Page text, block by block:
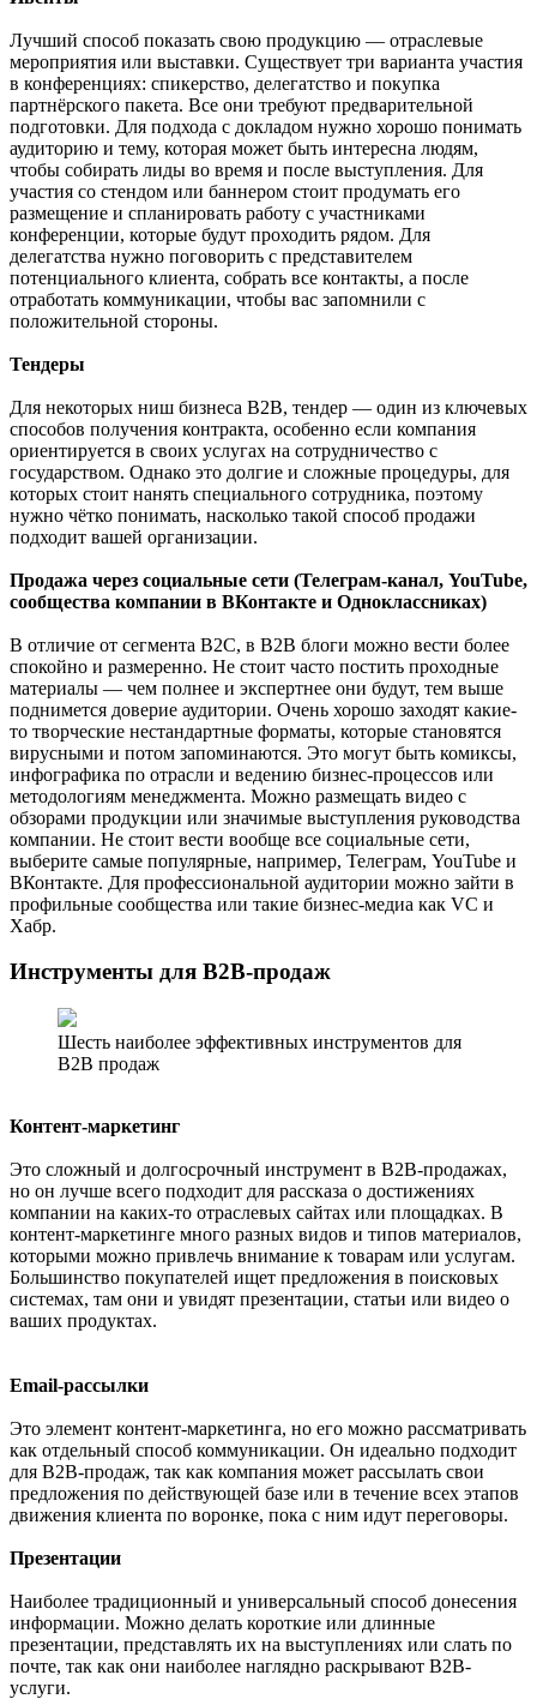
Лучший способ показать свою продукцию — отраслевые
мероприятия или выставки. Существует три варианта участия
в конференциях: спикерство, делегатство и покупка
партнёрского пакета. Все они требуют предварительной
подготовки. Для подхода с докладом нужно хорошо понимать
аудиторию и тему, которая может быть интересна людям,
чтобы собирать лиды во время и после выступления. Для
участия со стендом или баннером стоит продумать его
размещение и спланировать работу с участниками
конференции, которые будут проходить рядом. Для
делегатства нужно поговорить с представителем
потенциального клиента, собрать все контакты, а после
отработать коммуникации, чтобы вас запомнили с
положительной стороны.
Тендеры
Для некоторых ниш бизнеса B2B, тендер — один из ключевых
способов получения контракта, особенно если компания
ориентируется в своих услугах на сотрудничество с
государством. Однако это долгие и сложные процедуры, для
которых стоит нанять специального сотрудника, поэтому
нужно чётко понимать, насколько такой способ продажи
подходит вашей организации.
Продажа через социальные сети (Телеграм-канал, YouTube,
сообщества компании в ВКонтакте и Одноклассниках)
В отличие от сегмента B2C, в B2B блоги можно вести более
спокойно и размеренно. Не стоит часто постить проходные
материалы — чем полнее и экспертнее они будут, тем выше
поднимется доверие аудитории. Очень хорошо заходят какие-
то творческие нестандартные форматы, которые становятся
вирусными и потом запоминаются. Это могут быть комиксы,
инфографика по отрасли и ведению бизнес-процессов или
методологиям менеджмента. Можно размещать видео с
обзорами продукции или значимые выступления руководства
компании. Не стоит вести вообще все социальные сети,
выберите самые популярные, например, Телеграм, YouTube и
ВКонтакте. Для профессиональной аудитории можно зайти в
профильные сообщества или такие бизнес-медиа как VC и
Хабр.
Инструменты для B2B-продаж
Шесть наиболее эффективных инструментов для
B2B продаж
Контент-маркетинг
Это сложный и долгосрочный инструмент в В2В-продажах,
но он лучше всего подходит для рассказа о достижениях
компании на каких-то отраслевых сайтах или площадках. В
контент-маркетинге много разных видов и типов материалов,
которыми можно привлечь внимание к товарам или услугам.
Большинство покупателей ищет предложения в поисковых
системах, там они и увидят презентации, статьи или видео о
ваших продуктах.
Email-рассылки
Это элемент контент-маркетинга, но его можно рассматривать
как отдельный способ коммуникации. Он идеально подходит
для B2B-продаж, так как компания может рассылать свои
предложения по действующей базе или в течение всех этапов
движения клиента по воронке, пока с ним идут переговоры.
Презентации
Наиболее традиционный и универсальный способ донесения
информации. Можно делать короткие или длинные
презентации, представлять их на выступлениях или слать по
почте, так как они наиболее наглядно раскрывают B2B-
услуги.